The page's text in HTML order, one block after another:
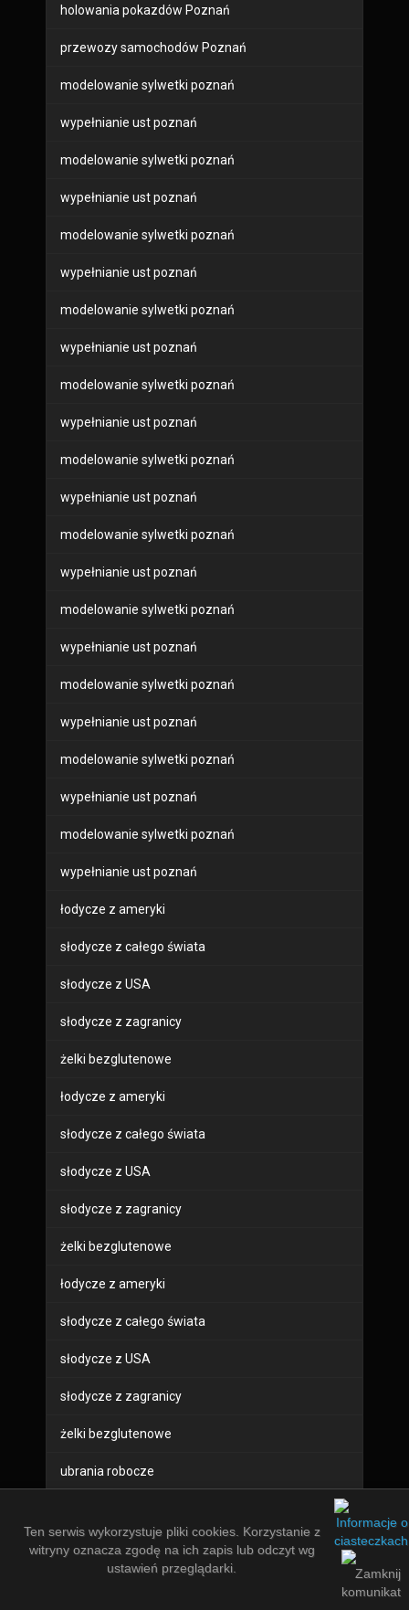
holowania pokazdów Poznań
przewozy samochodów Poznań
modelowanie sylwetki poznań
wypełnianie ust poznań
modelowanie sylwetki poznań
wypełnianie ust poznań
modelowanie sylwetki poznań
wypełnianie ust poznań
modelowanie sylwetki poznań
wypełnianie ust poznań
modelowanie sylwetki poznań
wypełnianie ust poznań
modelowanie sylwetki poznań
wypełnianie ust poznań
modelowanie sylwetki poznań
wypełnianie ust poznań
modelowanie sylwetki poznań
wypełnianie ust poznań
modelowanie sylwetki poznań
wypełnianie ust poznań
modelowanie sylwetki poznań
wypełnianie ust poznań
modelowanie sylwetki poznań
wypełnianie ust poznań
łodycze z ameryki
słodycze z całego świata
słodycze z USA
słodycze z zagranicy
żelki bezglutenowe
łodycze z ameryki
słodycze z całego świata
słodycze z USA
słodycze z zagranicy
żelki bezglutenowe
łodycze z ameryki
słodycze z całego świata
słodycze z USA
słodycze z zagranicy
żelki bezglutenowe
ubrania robocze
sprzęt bhp
Ten serwis wykorzystuje pliki cookies. Korzystanie z
witryny oznacza zgodę na ich zapis lub odczyt wg
ustawień przeglądarki.